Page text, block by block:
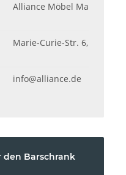
Alliance Möbel Marketing
Marie-Curie-Str. 6, 53359
info@alliance.de
Barschrank